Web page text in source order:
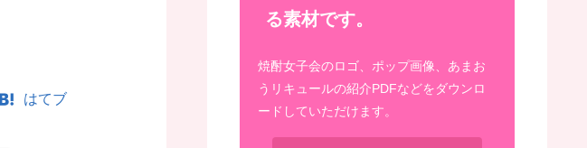
はてブ
る素材です。
焼酎女子会のロゴ、ポップ画像、あまお
うリキュールの紹介PDFなどをダウンロ
ードしていただけます。